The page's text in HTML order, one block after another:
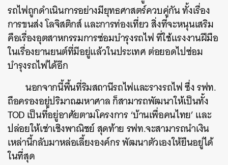
รถไฟถูกดำเนินการอย่างมียุทธศาสตร์ควบคู่กัน ทั้งเรื่อง
การขนส่ง โลจิสติกส์ และการท่องเที่ยว สิ่งที่จะหนุนเสริม
คือเรื่องอุตสาหกรรมการซ่อมบำรุงรถไฟ ที่ใช้แรงงานฝีมือ
ในเรื่องยานยนต์ที่มีอยู่แล้วในประเทศ ต่อยอดไปซ่อม
บำรุงรถไฟได้อีก
นอกจากนี้พื้นที่ริมสถานีรถไฟและรางรถไฟ ซึ่ง รฟท.
ถือครองอยู่ปริมาณมหาศาล ก็สามารถพัฒนาให้เป็นทั้ง
TOD เป็นที่อยู่อาศัยตามโครงการ ‘บ้านเพื่อคนไทย’ และ
ปล่อยให้เช่าเชิงพาณิชย์ สุดท้าย รฟท.จะสามารถนำเงิน
เหล่านี้กลับมาหล่อเลี้ยงองค์กร พัฒนาตัวเองให้ยืนอยู่ได้
ในที่สุด
ค้นหา